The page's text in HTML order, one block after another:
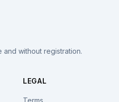
without registration.
LEGAL